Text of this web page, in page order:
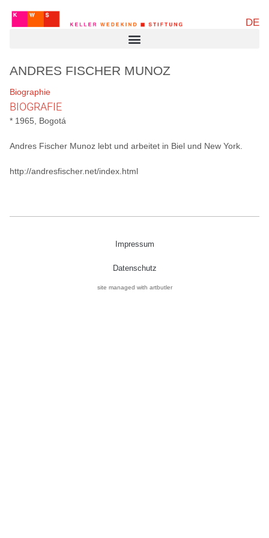
DE
ANDRES FISCHER MUNOZ
Biographie
BIOGRAFIE
* 1965, Bogotá
Andres Fischer Munoz lebt und arbeitet in Biel und New York.
http://andresfischer.net/index.html
Impressum
Datenschutz
site managed with artbutler